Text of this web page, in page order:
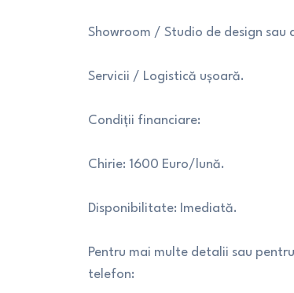
Showroom / Studio de design sau
Servicii / Logistică ușoară.
Condiții financiare:
Chirie: 1600 Euro/lună.
Disponibilitate: Imediată.
Pentru mai multe detalii sau
telefon: